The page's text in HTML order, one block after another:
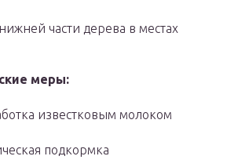
части дерева в местах
меры:
известковым молоком
подкормка